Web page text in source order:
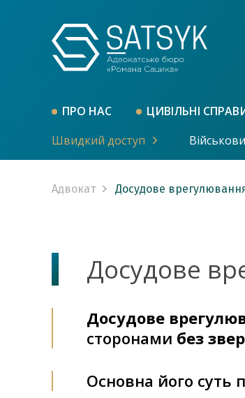
ПРО НАС ЦИВІЛЬНІ
Швидкий доступ
Адвокат Досудове
Досудове
Досудове
сторонами без
Основна його суть